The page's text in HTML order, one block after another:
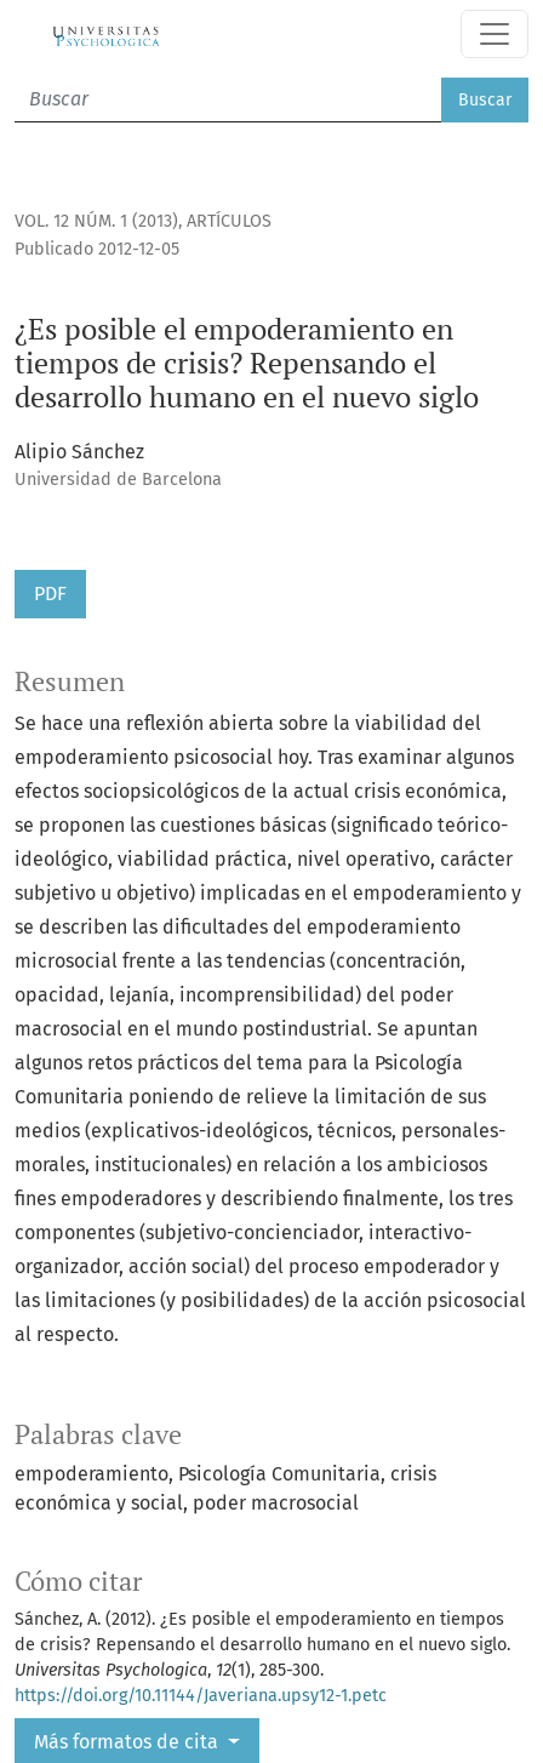
¿Es posible el empoderamiento en tiempos de crisis?
Buscar
VOL. 12 NÚM. 1 (2013), ARTÍCULOS
¿Es posible el empoderamiento en
tiempos de crisis? Repensando el
desarrollo humano en el nuevo siglo
Publicado 2012-12-05
Alipio Sánchez
Universidad de Barcelona
PDF
Palabras clave
empoderamiento Psicología Comunitaria crisis
económica y social poder macrosocial
Cómo citar
Sánchez, A. (2012). ¿Es posible el empoderamiento en tiempos
de crisis? Repensando el desarrollo humano en el nuevo siglo.
Universitas Psychologica, 12(1), 285-300.
https://doi.org/10.11144/Javeriana.upsy12-1.petc
Más formatos de cita
Resumen
Se hace una reflexión abierta sobre la viabilidad del
empoderamiento psicosocial hoy. Tras examinar algunos
efectos sociopsicológicos de la actual crisis económica,
se proponen las cuestiones básicas (significado teórico-
ideológico, viabilidad práctica, nivel operativo, carácter
subjetivo u objetivo) implicadas en el empoderamiento y
se describen las dificultades del empoderamiento
microsocial frente a las tendencias (concentración,
opacidad, lejanía, incomprensibilidad) del poder
macrosocial en el mundo postindustrial. Se apuntan
algunos retos prácticos del tema para la Psicología
Comunitaria poniendo de relieve la limitación de sus
medios (explicativos-ideológicos, técnicos, personales-
morales, institucionales) en relación a los ambiciosos
fines empoderadores y describiendo finalmente, los tres
componentes (subjetivo-concienciador, interactivo-
organizador, acción social) del proceso empoderador y
las limitaciones (y posibilidades) de la acción psicosocial
al respecto.